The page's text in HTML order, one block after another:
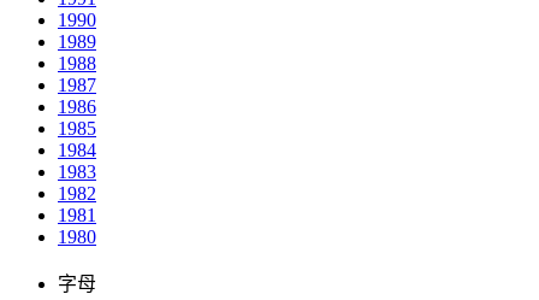
1990
1989
1988
1987
1986
1985
1984
1983
1982
1981
1980
字母